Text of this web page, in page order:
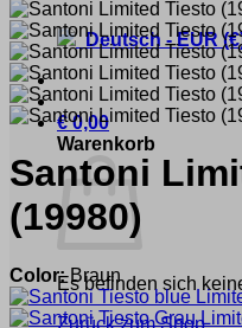
Deutsch -EUR
€0,00
Warenkorb
Es befinden sich
Zurück zum Shop
Santoni
(19980)
Color:Braun